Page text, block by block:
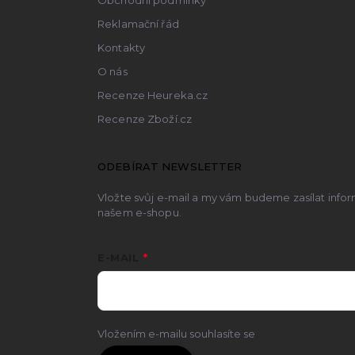
Reklamační řád
Kontakty
O nás
Recenze Heureka.cz
Recenze Zboží.cz
ODEBÍRAT NEWSLETTER
Vložte svůj e-mail a my vám budeme zasílat
našem e-shopu.
Vložením e-mailu souhlasíte se